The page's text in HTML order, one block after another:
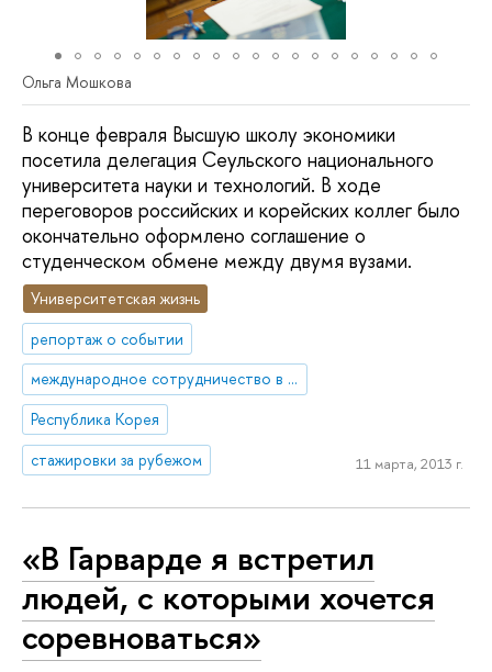
Ольга Мошкова
В конце февраля Высшую школу экономики
посетила делегация Сеульского национального
университета науки и технологий. В ходе
переговоров российских и корейских коллег было
окончательно оформлено соглашение о
студенческом обмене между двумя вузами.
Университетская жизнь
репортаж о событии
международное сотрудничество в сфере образования
Республика Корея
стажировки за рубежом
11 марта, 2013 г.
«В Гарварде я встретил
людей, с которыми хочется
соревноваться»